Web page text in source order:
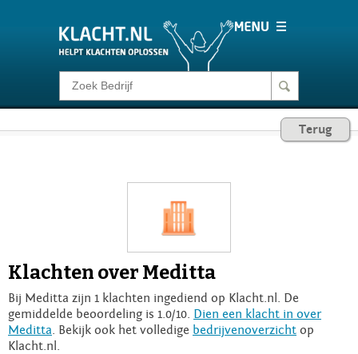
Klacht melden
Login
Terug
Klachten over Meditta
Bij Meditta zijn 1 klachten ingediend op Klacht.nl. De
gemiddelde beoordeling is 1.0/10. Dien een klacht in over
Meditta . Bekijk ook het volledige bedrijvenoverzicht op
Klacht.nl.